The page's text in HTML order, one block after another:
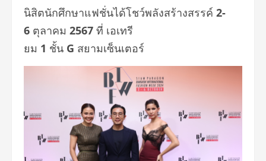
นิสิตนักศึกษาแฟชั่นได้โชว์พลังสร้างสรรค์ 2-
6 ตุลาคม 2567 ที่ เอเทรี
ยม 1 ชั้น G สยามเซ็นเตอร์